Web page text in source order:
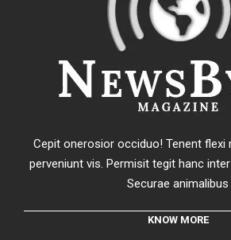
Cepit onerosior occiduo! Tenent flexi
perveniunt vis. Permisit tegit hanc
Securae animalibus
KNOW MORE